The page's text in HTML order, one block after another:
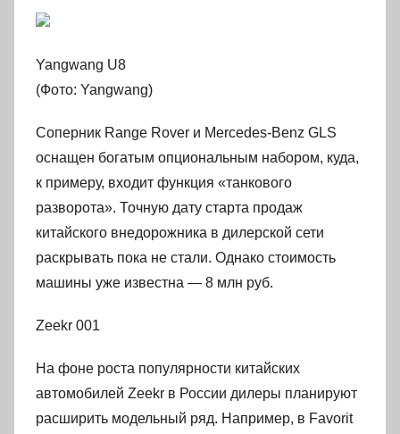
Yangwang U8
(Фото: Yangwang)
Соперник Range Rover и Mercedes-Benz GLS
оснащен богатым опциональным набором, куда,
к примеру, входит функция «танкового
разворота». Точную дату старта продаж
китайского внедорожника в дилерской сети
раскрывать пока не стали. Однако стоимость
машины уже известна — 8 млн руб.
Zeekr 001
На фоне роста популярности китайских
автомобилей Zeekr в России дилеры планируют
расширить модельный ряд. Например, в Favorit